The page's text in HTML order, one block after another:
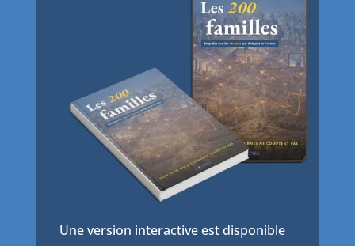
Une version interactive est disponible